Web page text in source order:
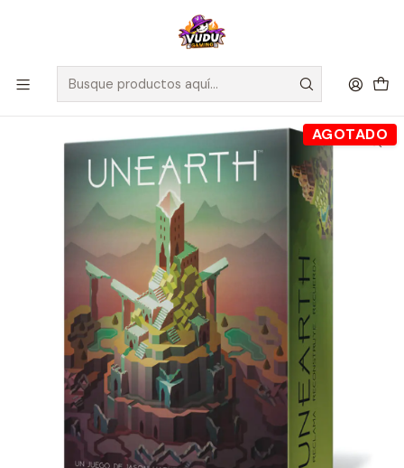
🚀 ¡Despachamos a todo Chile! Envío GRATIS a Regiones sobre
$100.000 y a RM sobre $35.000
Juegos de Mesa Unearth - Juego de Mesa - Español
AGOTADO